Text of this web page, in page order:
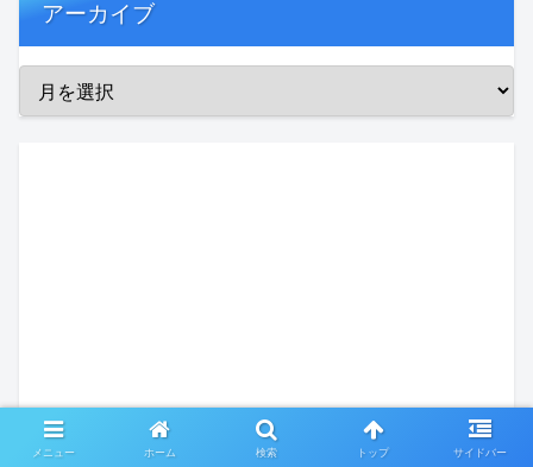
アーカイブ
メニュー ホーム 検索 トップ サイドバー